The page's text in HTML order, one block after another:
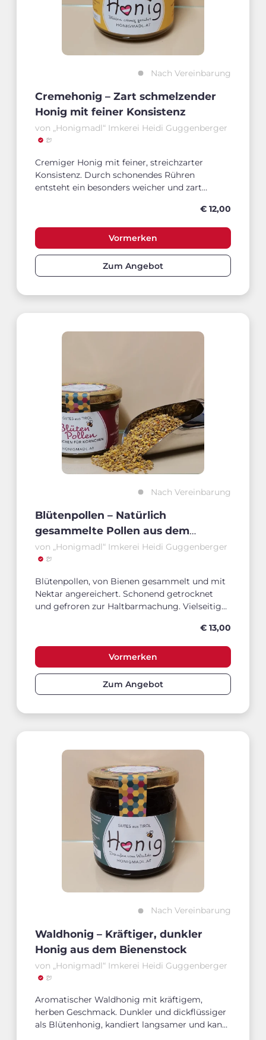
Nach Vereinbarung
Cremehonig – Zart schmelzender
Honig mit feiner Konsistenz
von „Honigmadl“ Imkerei Heidi Guggenberger
Cremiger Honig mit feiner, streichzarter
Konsistenz. Durch schonendes Rühren
entsteht ein besonders weicher und zart
€ 12,00
Vormerken
Zum Angebot
Nach Vereinbarung
Blütenpollen – Natürlich
gesammelte Pollen aus dem
Bienenstock
von „Honigmadl“ Imkerei Heidi Guggenberger
Blütenpollen, von Bienen gesammelt und mit
Nektar angereichert. Schonend getrocknet
und gefroren zur Haltbarmachung. Vielseitig
€ 13,00
Vormerken
Zum Angebot
Nach Vereinbarung
Waldhonig – Kräftiger, dunkler
Honig aus dem Bienenstock
von „Honigmadl“ Imkerei Heidi Guggenberger
Aromatischer Waldhonig mit kräftigem,
herben Geschmack. Dunkler und dickflüssiger
als Blütenhonig, kandiert langsamer und kann